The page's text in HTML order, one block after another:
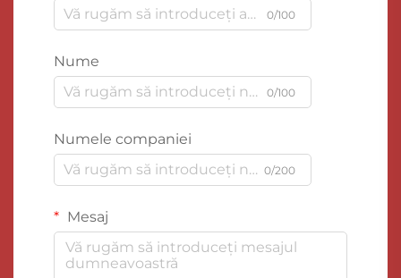
0/100
Nume
0/100
Numele companiei
0/200
Mesaj